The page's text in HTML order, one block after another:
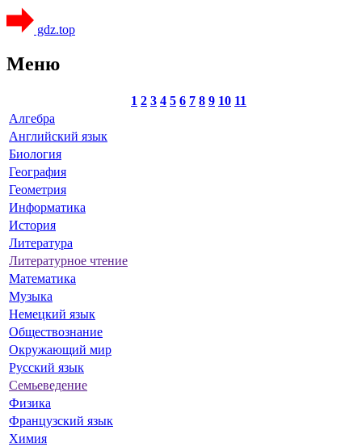
gdz.top
Меню
1 2 3 4 5 6 7 8 9 10 11
Алгебра
Английский язык
Биология
География
Геометрия
Информатика
История
Литература
Литературное чтение
Математика
Музыка
Немецкий язык
Обществознание
Окружающий мир
Русский язык
Семьеведение
Физика
Французский язык
Химия